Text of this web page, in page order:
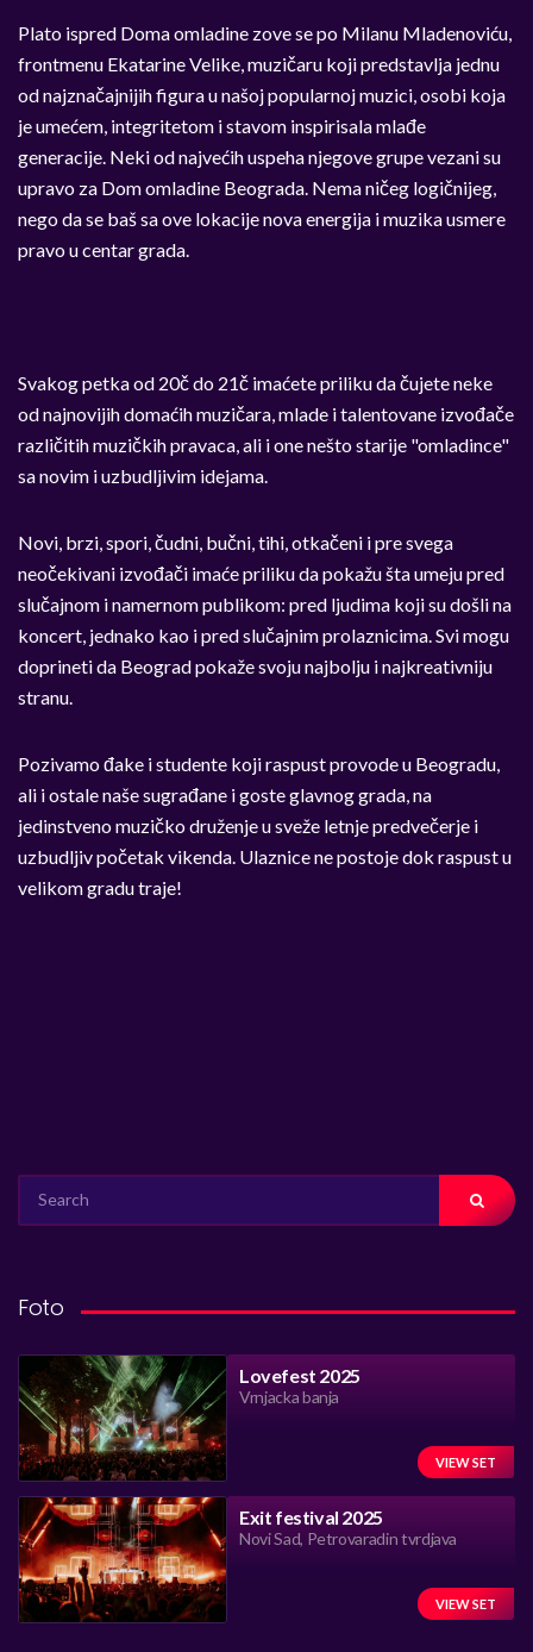
Plato ispred Doma omladine zove se po Milanu Mladenoviću,
frontmenu Ekatarine Velike, muzičaru koji predstavlja jednu
od najznačajnijih figura u našoj popularnoj muzici, osobi koja
je umećem, integritetom i stavom inspirisala mlađe
generacije. Neki od najvećih uspeha njegove grupe vezani su
upravo za Dom omladine Beograda. Nema ničeg logičnijeg,
nego da se baš sa ove lokacije nova energija i muzika usmere
pravo u centar grada.
Svakog petka od 20č do 21č imaćete priliku da čujete neke
od najnovijih domaćih muzičara, mlade i talentovane izvođače
različitih muzičkih pravaca, ali i one nešto starije "omladince"
sa novim i uzbudljivim idejama.
Novi, brzi, spori, čudni, bučni, tihi, otkačeni i pre svega
neočekivani izvođači imaće priliku da pokažu šta umeju pred
slučajnom i namernom publikom: pred ljudima koji su došli na
koncert, jednako kao i pred slučajnim prolaznicima. Svi mogu
doprineti da Beograd pokaže svoju najbolju i najkreativniju
stranu.
Pozivamo đake i studente koji raspust provode u Beogradu,
ali i ostale naše sugrađane i goste glavnog grada, na
jedinstveno muzičko druženje u sveže letnje predvečerje i
uzbudljiv početak vikenda. Ulaznice ne postoje dok raspust u
velikom gradu traje!
FOR:
Foto
Lovefest 2025
Vrnjacka banja
VIEW SET
Exit festival 2025
Novi Sad, Petrovaradin tvrdjava
VIEW SET